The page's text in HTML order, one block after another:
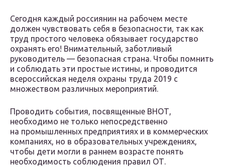
Сегодня каждый россиянин на рабочем месте
должен чувствовать себя в безопасности, так как
труд простого человека обязывает государство
охранять его! Внимательный, заботливый
руководитель — безопасная страна. Чтобы помнить
и соблюдать эти простые истины, и проводится
всероссийская неделя охраны труда 2019 с
множеством различных мероприятий.
Проводить события, посвященные ВНОТ,
необходимо не только непосредственно
на промышленных предприятиях и в коммерческих
компаниях, но в образовательных учреждениях,
чтобы дети могли в раннем возрасте понять
необходимость соблюдения правил ОТ.